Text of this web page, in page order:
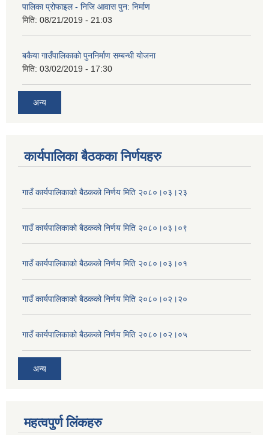
पालिका प्रोफाइल - निजि आवास पुन: निर्माण
मिति: 08/21/2019 - 21:03
बकैया गाउँपालिकाको पुननिर्माण सम्बन्धी योजना
मिति: 03/02/2019 - 17:30
अन्य
कार्यपालिका बैठकका निर्णयहरु
गाउँ कार्यपालिकाको बैठकको निर्णय मिति २०८०।०३।२३
गाउँ कार्यपालिकाको बैठकको निर्णय मिति २०८०।०३।०९
गाउँ कार्यपालिकाको बैठकको निर्णय मिति २०८०।०३।०१
गाउँ कार्यपालिकाको बैठकको निर्णय मिति २०८०।०२।२०
गाउँ कार्यपालिकाको बैठकको निर्णय मिति २०८०।०२।०५
अन्य
महत्वपुर्ण लिंकहरु